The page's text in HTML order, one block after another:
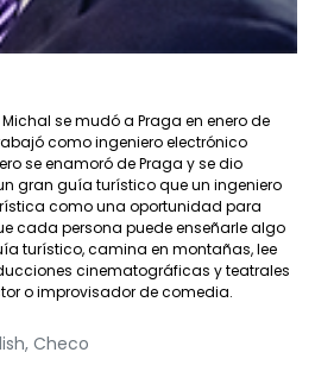
se mudó a Praga en enero de
como ingeniero electrónico
se enamoró de Praga y se dio
gran guía turístico que un ingeniero
como una oportunidad para
cada persona puede enseñarle algo
turístico, camina en montañas, lee
cinematográficas y teatrales
o improvisador de comedia.
Checo